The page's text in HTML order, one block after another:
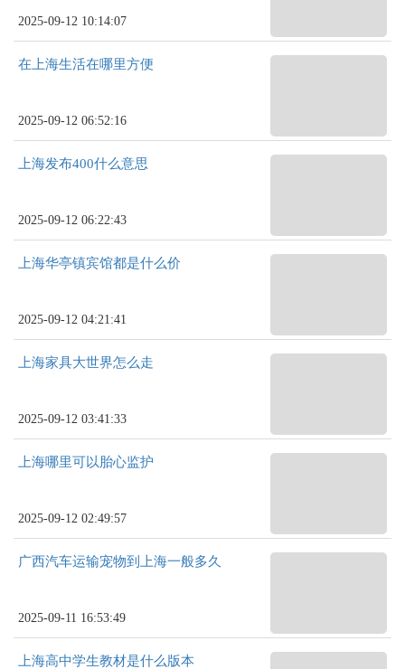
2025-09-12 10:14:07
在上海生活在哪里方便
2025-09-12 06:52:16
上海发布400什么意思
2025-09-12 06:22:43
上海华亭镇宾馆都是什么价
2025-09-12 04:21:41
上海家具大世界怎么走
2025-09-12 03:41:33
上海哪里可以胎心监护
2025-09-12 02:49:57
广西汽车运输宠物到上海一般多久
2025-09-11 16:53:49
上海高中学生教材是什么版本